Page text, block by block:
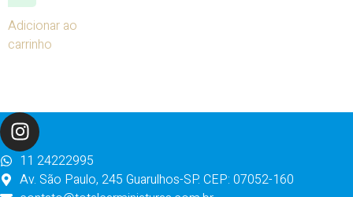
Adicionar ao
carrinho
11 24222995
Av. São Paulo, 245 Guarulhos-SP. CEP: 07052-160